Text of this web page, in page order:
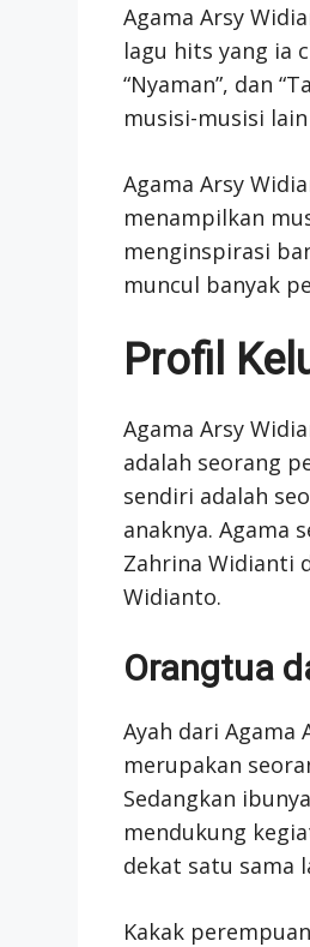
Agama Arsy
lagu hits yang ia
“Nyaman”, dan
musisi-musisi
Agama Arsy
menampilkan
menginspirasi
muncul banyak
Profil
Agama Arsy
adalah seorang
sendiri adalah
anaknya. Agama
Zahrina Widianti
Widianto.
Orangtua
Ayah dari Agama
merupakan
Sedangkan
mendukung
dekat satu sama
Kakak